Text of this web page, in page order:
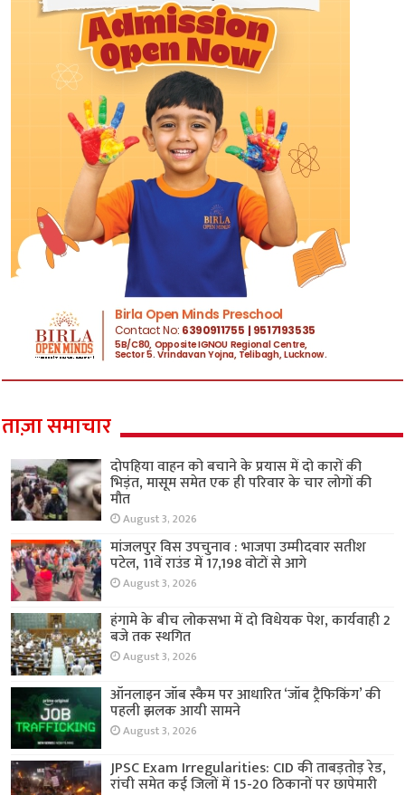
ताज़ा समाचार
दोपहिया वाहन को बचाने के प्रयास में दो कारों की
भिड़ंत, मासूम समेत एक ही परिवार के चार लोगों की
मौत
August 3, 2026
मांजलपुर विस उपचुनाव : भाजपा उम्मीदवार सतीश
पटेल, 11वें राउंड में 17,198 वोटों से आगे
August 3, 2026
हंगामे के बीच लोकसभा में दो विधेयक पेश, कार्यवाही 2
बजे तक स्थगित
August 3, 2026
ऑनलाइन जॉब स्कैम पर आधारित ‘जॉब ट्रैफिकिंग’ की
पहली झलक आयी सामने
August 3, 2026
JPSC Exam Irregularities: CID की ताबड़तोड़ रेड,
रांची समेत कई जिलों में 15-20 ठिकानों पर छापेमारी